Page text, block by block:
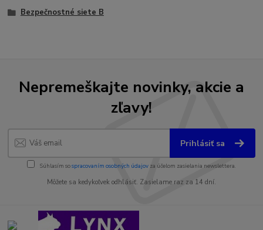
Bezpečnostné siete B
Nepremeškajte novinky, akcie a
zľavy!
Prihlásiť sa
Súhlasím sospracovaním osobných údajov za účelom zasielania newslettera.
Môžete sa kedykoľvek odhlásiť. Zasielame raz za 14 dní.